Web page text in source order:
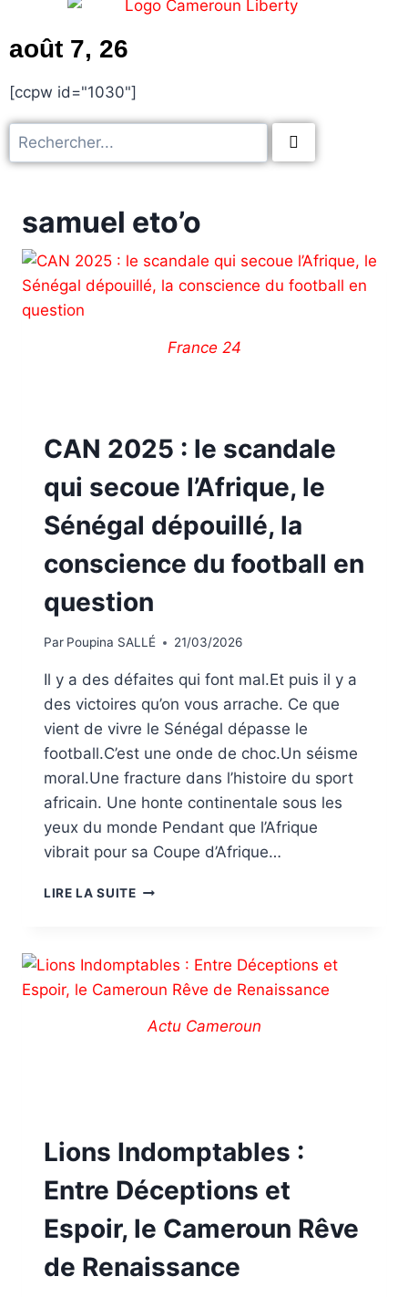
août 7, 26
[ccpw id="1030"]
samuel eto’o
France 24
CAN 2025 : le scandale
qui secoue l’Afrique, le
Sénégal dépouillé, la
conscience du football en
question
Par Poupina SALLÉ 21/03/2026
Il y a des défaites qui font mal.Et puis il y a
des victoires qu’on vous arrache. Ce que
vient de vivre le Sénégal dépasse le
football.C’est une onde de choc.Un séisme
moral.Une fracture dans l’histoire du sport
africain. Une honte continentale sous les
yeux du monde Pendant que l’Afrique
vibrait pour sa Coupe d’Afrique…
LIRE LA SUITE
Actu Cameroun
Lions Indomptables :
Entre Déceptions et
Espoir, le Cameroun Rêve
de Renaissance